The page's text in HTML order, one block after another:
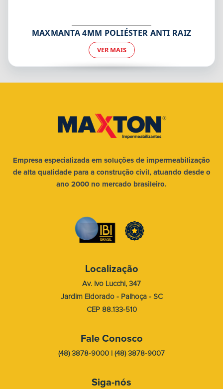
MAXMANTA 4MM POLIÉSTER ANTI RAIZ
VER MAIS
Empresa especializada em soluções de impermeabilização
de alta qualidade para a construção civil, atuando desde o
ano 2000 no mercado brasileiro.
Localização
Av. Ivo Lucchi, 347
Jardim Eldorado - Palhoça - SC
CEP 88.133-510
Fale Conosco
(48) 3878-9000 | (48) 3878-9007
Siga-nós